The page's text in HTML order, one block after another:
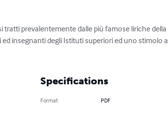
prevalentemente dalle più famose liriche della
insegnanti degli Istituti superiori ed uno stimolo a
Specifications
Format PDF